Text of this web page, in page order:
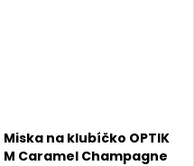
Miska na klubíčko OPTIK
M Caramel Champagne